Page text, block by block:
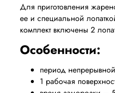
Для приготовления
ее и специальной
комплект включены 2
Особенности:
период
1 рабочая